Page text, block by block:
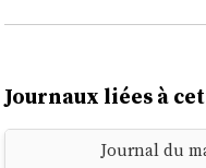
Journaux liées à
Journal du